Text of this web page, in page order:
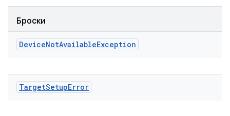
Броски
DeviceNotAvailableException
TargetSetupError